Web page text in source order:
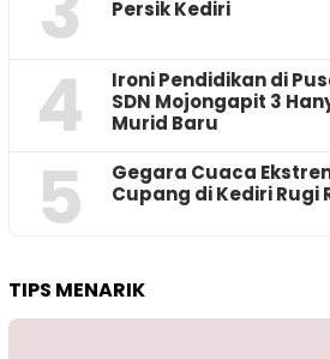
Persik Kediri
4
Ironi Pendidikan di
SDN Mojongapit 3
Murid Baru
5
‎Gegara Cuaca
Cupang di Kediri Rugi
TIPS MENARIK